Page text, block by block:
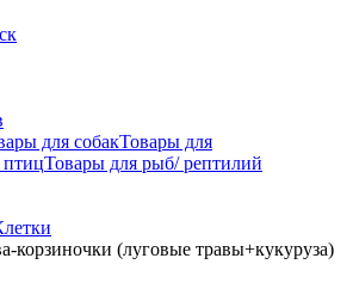
для собакТовары для
Товары для рыб/ рептилий
корзиночки (луговые травы+кукуруза)